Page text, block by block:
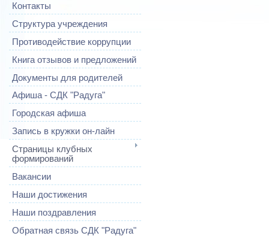
Контакты
Структура учреждения
Противодействие коррупции
Книга отзывов и предложений
Документы для родителей
Афиша - СДК "Радуга"
Городская афиша
Запись в кружки он-лайн
Страницы клубных
формирований
Вакансии
Наши достижения
Наши поздравления
Обратная связь СДК "Радуга"